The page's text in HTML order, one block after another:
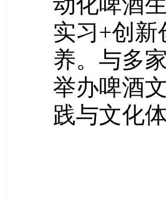
实习+创新
养。与多
举办啤酒
践与文化